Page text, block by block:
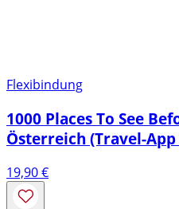
Flexibindung
1000 Places To See
Österreich (Travel-
19,90€